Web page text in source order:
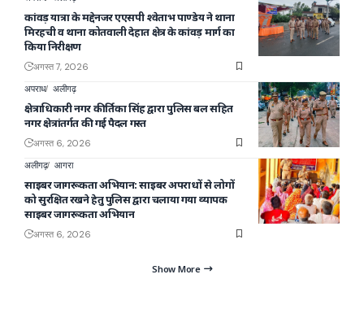
कांवड़ यात्रा के मद्देनजर एएसपी श्वेताभ पाण्डेय ने थाना
मिरहची व थाना कोतवाली देहात क्षेत्र के कांवड़ मार्ग का
किया निरीक्षण
अगस्त 7, 2026
अपराध अलीगढ़
क्षेत्राधिकारी नगर कीर्तिका सिंह द्वारा पुलिस बल सहित
नगर क्षेत्रांतर्गत की गई पैदल गस्त
अगस्त 6, 2026
अलीगढ़ आगरा
साइबर जागरूकता अभियान: साइबर अपराधों से लोगों
को सुरक्षित रखने हेतु पुलिस द्वारा चलाया गया व्यापक
साइबर जागरूकता अभियान
अगस्त 6, 2026
Show More